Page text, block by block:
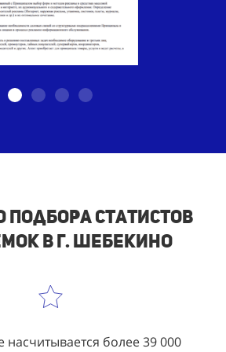
подбора статистов
в г. Шебекино
насчитывается более 39 000